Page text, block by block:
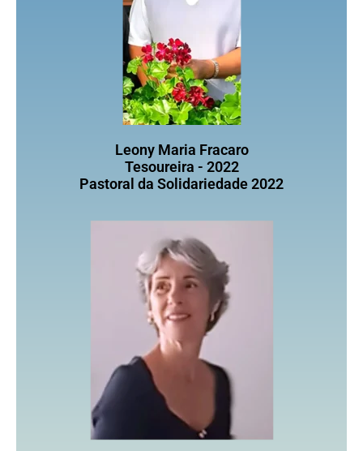
Leony Maria Fracaro
Tesoureira - 2022
Pastoral da Solidariedade 2022